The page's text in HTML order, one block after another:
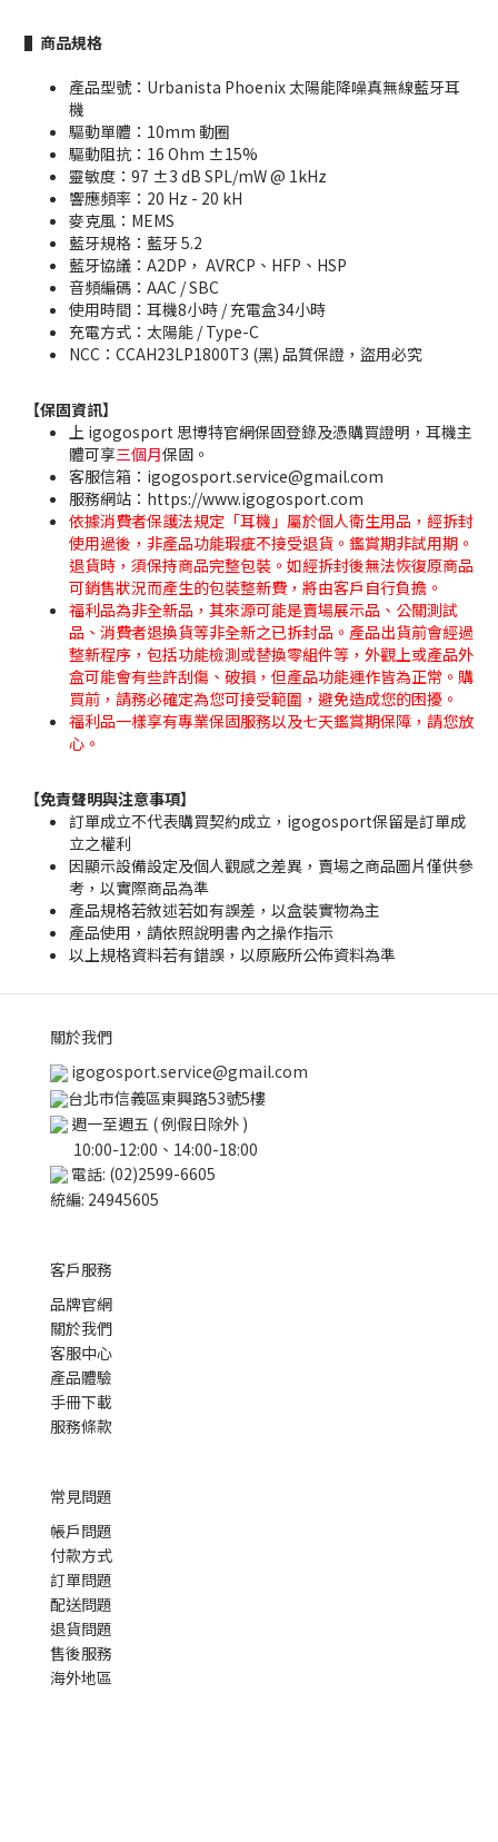
▌商品規格
產品型號：Urbanista Phoenix 太陽能降噪真無線藍牙耳
機
驅動單體：10mm 動圈
驅動阻抗：16 Ohm ±15%
靈敏度：97 ±3 dB SPL/mW @ 1kHz
響應頻率：20 Hz - 20 kH
麥克風：MEMS
藍牙規格：藍牙 5.2
藍牙協議：A2DP， AVRCP、HFP、HSP
音頻編碼：AAC / SBC
使用時間：耳機8小時 / 充電盒34小時
充電方式：太陽能 / Type-C
NCC：CCAH23LP1800T3 (黑) 品質保證，盜用必究
【保固資訊】
上 igogosport 思博特官網保固登錄及憑購買證明，耳機主
體可享三個月保固。
客服信箱：igogosport.service@gmail.com
服務網站：https://www.igogosport.com
依據消費者保護法規定「耳機」屬於個人衛生用品，經拆封
使用過後，非產品功能瑕疵不接受退貨。鑑賞期非試用期。
退貨時，須保持商品完整包裝。如經拆封後無法恢復原商品
可銷售狀況而產生的包裝整新費，將由客戶自行負擔。
福利品為非全新品，其來源可能是賣場展示品、公關測試
品、消費者退換貨等非全新之已拆封品。產品出貨前會經過
整新程序，包括功能檢測或替換零組件等，外觀上或產品外
盒可能會有些許刮傷、破損，但產品功能運作皆為正常。購
買前，請務必確定為您可接受範圍，避免造成您的困擾。
福利品一樣享有專業保固服務以及七天鑑賞期保障，請您放
心。
【免責聲明與注意事項】
訂單成立不代表購買契約成立，igogosport保留是訂單成
立之權利
因顯示設備設定及個人觀感之差異，賣場之商品圖片僅供參
考，以實際商品為準
產品規格若敘述若如有誤差，以盒裝實物為主
產品使用，請依照說明書內之操作指示
以上規格資料若有錯誤，以原廠所公佈資料為準
關於我們
igogosport.service@gmail.com
台北市信義區東興路53號5樓
週一至週五 ( 例假日除外 )
10:00-12:00、14:00-18:00
電話: (02)2599-6605
統編: 24945605
客戶服務
品牌官網
關於我們
客服中心
產品體驗
手冊下載
服務條款
常見問題
帳戶問題
付款方式
訂單問題
配送問題
退貨問題
售後服務
海外地區